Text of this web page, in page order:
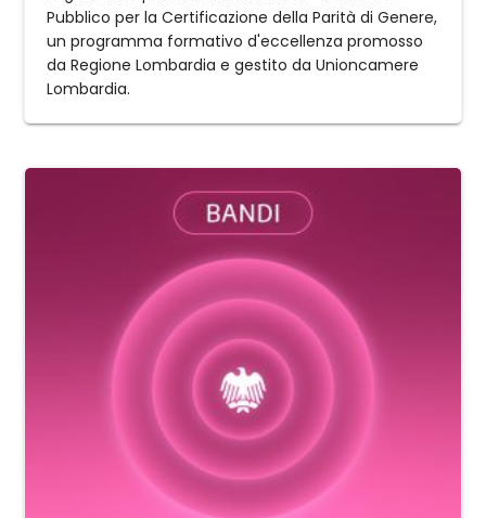
Pubblico per la Certificazione della Parità di Genere,
un programma formativo d'eccellenza promosso
da Regione Lombardia e gestito da Unioncamere
Lombardia.